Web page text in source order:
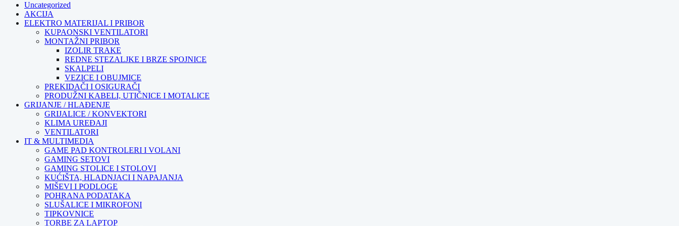
Uncategorized
AKCIJA
ELEKTRO MATERIJAL I PRIBOR
KUPAONSKI VENTILATORI
MONTAŽNI PRIBOR
IZOLIR TRAKE
REDNE STEZALJKE I BRZE SPOJNICE
SKALPELI
VEZICE I OBUJMICE
PREKIDAČI I OSIGURAČI
PRODUŽNI KABELI, UTIČNICE I MOTALICE
GRIJANJE / HLAĐENJE
GRIJALICE / KONVEKTORI
KLIMA UREĐAJI
VENTILATORI
IT & MULTIMEDIA
GAME PAD KONTROLERI I VOLANI
GAMING SETOVI
GAMING STOLICE I STOLOVI
KUĆIŠTA, HLADNJACI I NAPAJANJA
MIŠEVI I PODLOGE
POHRANA PODATAKA
SLUŠALICE I MIKROFONI
TIPKOVNICE
TORBE ZA LAPTOP